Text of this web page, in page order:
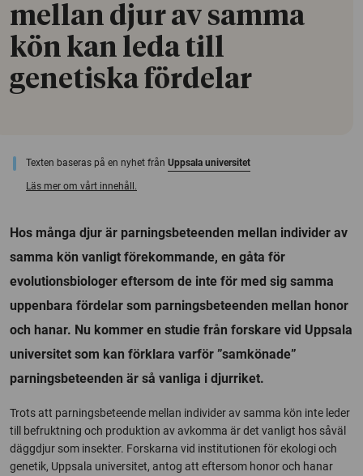
mellan djur av samma
kön kan leda till
genetiska fördelar
Texten baseras på en nyhet från Uppsala universitet
Läs mer om vårt innehåll.
Hos många djur är parningsbeteenden mellan individer av
samma kön vanligt förekommande, en gåta för
evolutionsbiologer eftersom de inte för med sig samma
uppenbara fördelar som parningsbeteenden mellan honor
och hanar. Nu kommer en studie från forskare vid Uppsala
universitet som kan förklara varför ”samkönade”
parningsbeteenden är så vanliga i djurriket.
Trots att parningsbeteende mellan individer av samma kön inte leder
till befruktning och produktion av avkomma är det vanligt hos såväl
däggdjur som insekter. Forskarna vid institutionen för ekologi och
genetik, Uppsala universitet, antog att eftersom honor och hanar